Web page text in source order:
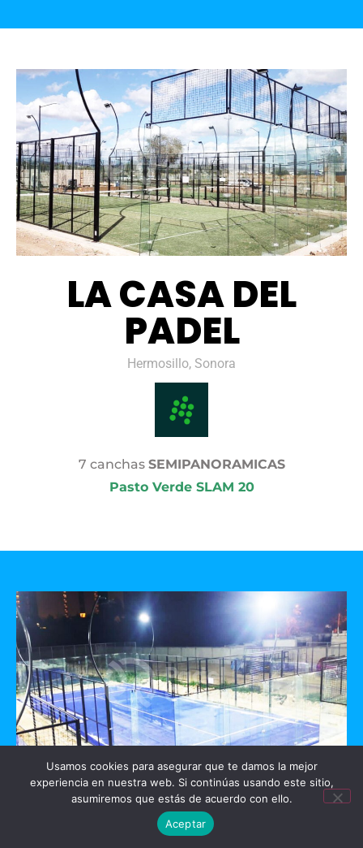
LA CASA DEL
PADEL
Hermosillo, Sonora
7 canchas SEMIPANORAMICAS
Pasto Verde SLAM 20
GO PADEL
Usamos cookies para asegurar que te damos la mejor
experiencia en nuestra web. Si continúas usando este sitio,
asumiremos que estás de acuerdo con ello.
Aceptar